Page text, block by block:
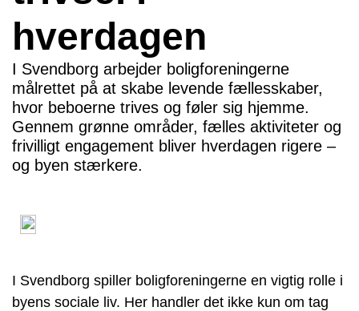
hverdagen
I Svendborg arbejder boligforeningerne
målrettet på at skabe levende fællesskaber,
hvor beboerne trives og føler sig hjemme.
Gennem grønne områder, fælles aktiviteter og
frivilligt engagement bliver hverdagen rigere –
og byen stærkere.
I Svendborg spiller boligforeningerne en vigtig rolle i
byens sociale liv. Her handler det ikke kun om tag